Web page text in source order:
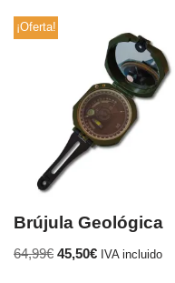
¡Oferta!
Brújula Geológica
64,99€ 45,50€ IVA incluido